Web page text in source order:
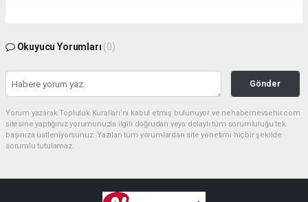
Okuyucu Yorumları (0)
Gönder
Yorum yazarak Topluluk Kuralları’nı kabul etmiş bulunuyor ve nehabernevsehir.com
sitesine yaptığınız yorumunuzla ilgili doğrudan veya dolaylı tüm sorumluluğu tek
başınıza üstleniyorsunuz. Yazılan tüm yorumlardan site yönetimi hiçbir şekilde
sorumlu tutulamaz.